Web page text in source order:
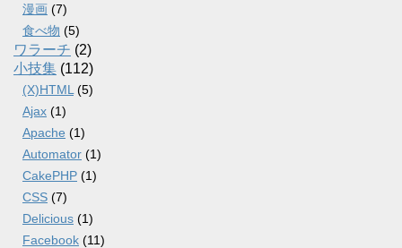
漫画 (7)
食べ物 (5)
ワラーチ (2)
小技集 (112)
(X)HTML (5)
Ajax (1)
Apache (1)
Automator (1)
CakePHP (1)
CSS (7)
Delicious (1)
Facebook (11)